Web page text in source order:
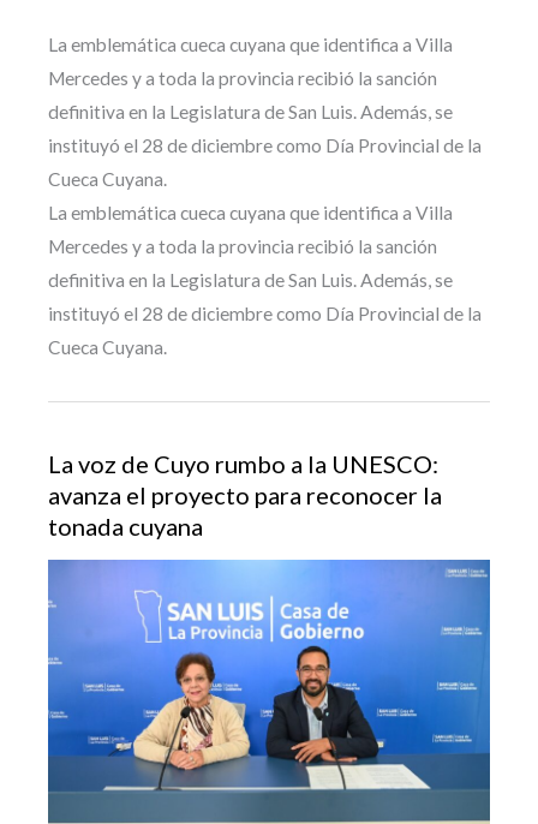
La emblemática cueca cuyana que identifica a Villa
Mercedes y a toda la provincia recibió la sanción
definitiva en la Legislatura de San Luis. Además, se
instituyó el 28 de diciembre como Día Provincial de la
Cueca Cuyana.
La emblemática cueca cuyana que identifica a Villa
Mercedes y a toda la provincia recibió la sanción
definitiva en la Legislatura de San Luis. Además, se
instituyó el 28 de diciembre como Día Provincial de la
Cueca Cuyana.
La voz de Cuyo rumbo a la UNESCO:
avanza el proyecto para reconocer la
tonada cuyana